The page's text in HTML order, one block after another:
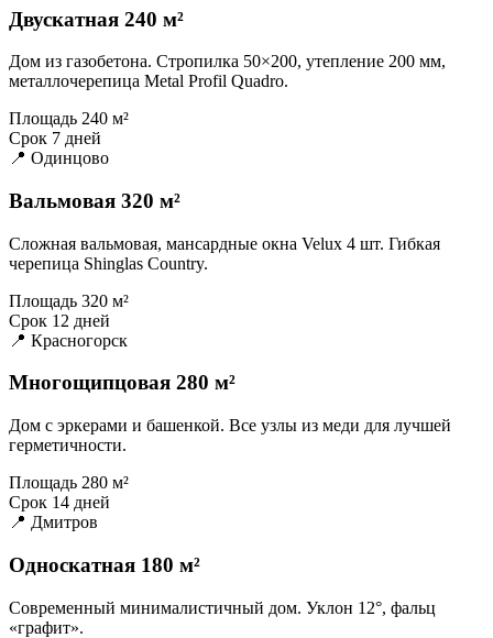
Двускатная 240 м²
Дом из газобетона. Стропилка 50×200, утепление 200 мм,
металлочерепица Metal Profil Quadro.
Площадь 240 м²
Срок 7 дней
📍 Одинцово
Вальмовая 320 м²
Сложная вальмовая, мансардные окна Velux 4 шт. Гибкая
черепица Shinglas Country.
Площадь 320 м²
Срок 12 дней
📍 Красногорск
Многощипцовая 280 м²
Дом с эркерами и башенкой. Все узлы из меди для лучшей
герметичности.
Площадь 280 м²
Срок 14 дней
📍 Дмитров
Односкатная 180 м²
Современный минималистичный дом. Уклон 12°, фальц
«графит».